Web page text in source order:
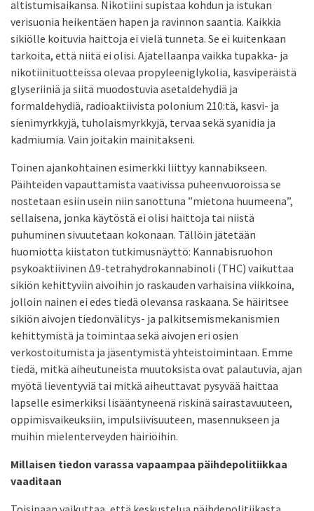
altistumisaikansa. Nikotiini supistaa kohdun ja istukan
verisuonia heikentäen hapen ja ravinnon saantia. Kaikkia
sikiölle koituvia haittoja ei vielä tunneta. Se ei kuitenkaan
tarkoita, että niitä ei olisi. Ajatellaanpa vaikka tupakka- ja
nikotiinituotteissa olevaa propyleeniglykolia, kasviperäistä
glyseriiniä ja siitä muodostuvia asetaldehydiä ja
formaldehydiä, radioaktiivista polonium 210:tä, kasvi- ja
sienimyrkkyjä, tuholaismyrkkyjä, tervaa sekä syanidia ja
kadmiumia. Vain joitakin mainitakseni.
Toinen ajankohtainen esimerkki liittyy kannabikseen.
Päihteiden vapauttamista vaativissa puheenvuoroissa se
nostetaan esiin usein niin sanottuna ”mietona huumeena”,
sellaisena, jonka käytöstä ei olisi haittoja tai niistä
puhuminen sivuutetaan kokonaan. Tällöin jätetään
huomiotta kiistaton tutkimusnäyttö: Kannabisruohon
psykoaktiivinen Δ9-tetrahydrokannabinoli (THC) vaikuttaa
sikiön kehittyviin aivoihin jo raskauden varhaisina viikkoina,
jolloin nainen ei edes tiedä olevansa raskaana. Se häiritsee
sikiön aivojen tiedonvälitys- ja palkitsemismekanismien
kehittymistä ja toimintaa sekä aivojen eri osien
verkostoitumista ja jäsentymistä yhteistoimintaan. Emme
tiedä, mitkä aiheutuneista muutoksista ovat palautuvia, ajan
myötä lieventyviä tai mitkä aiheuttavat pysyvää haittaa
lapselle esimerkiksi lisääntyneenä riskinä sairastavuuteen,
oppimisvaikeuksiin, impulsiivisuuteen, masennukseen ja
muihin mielenterveyden häiriöihin.
Millaisen tiedon varassa vapaampaa päihdepolitiikkaa
vaaditaan